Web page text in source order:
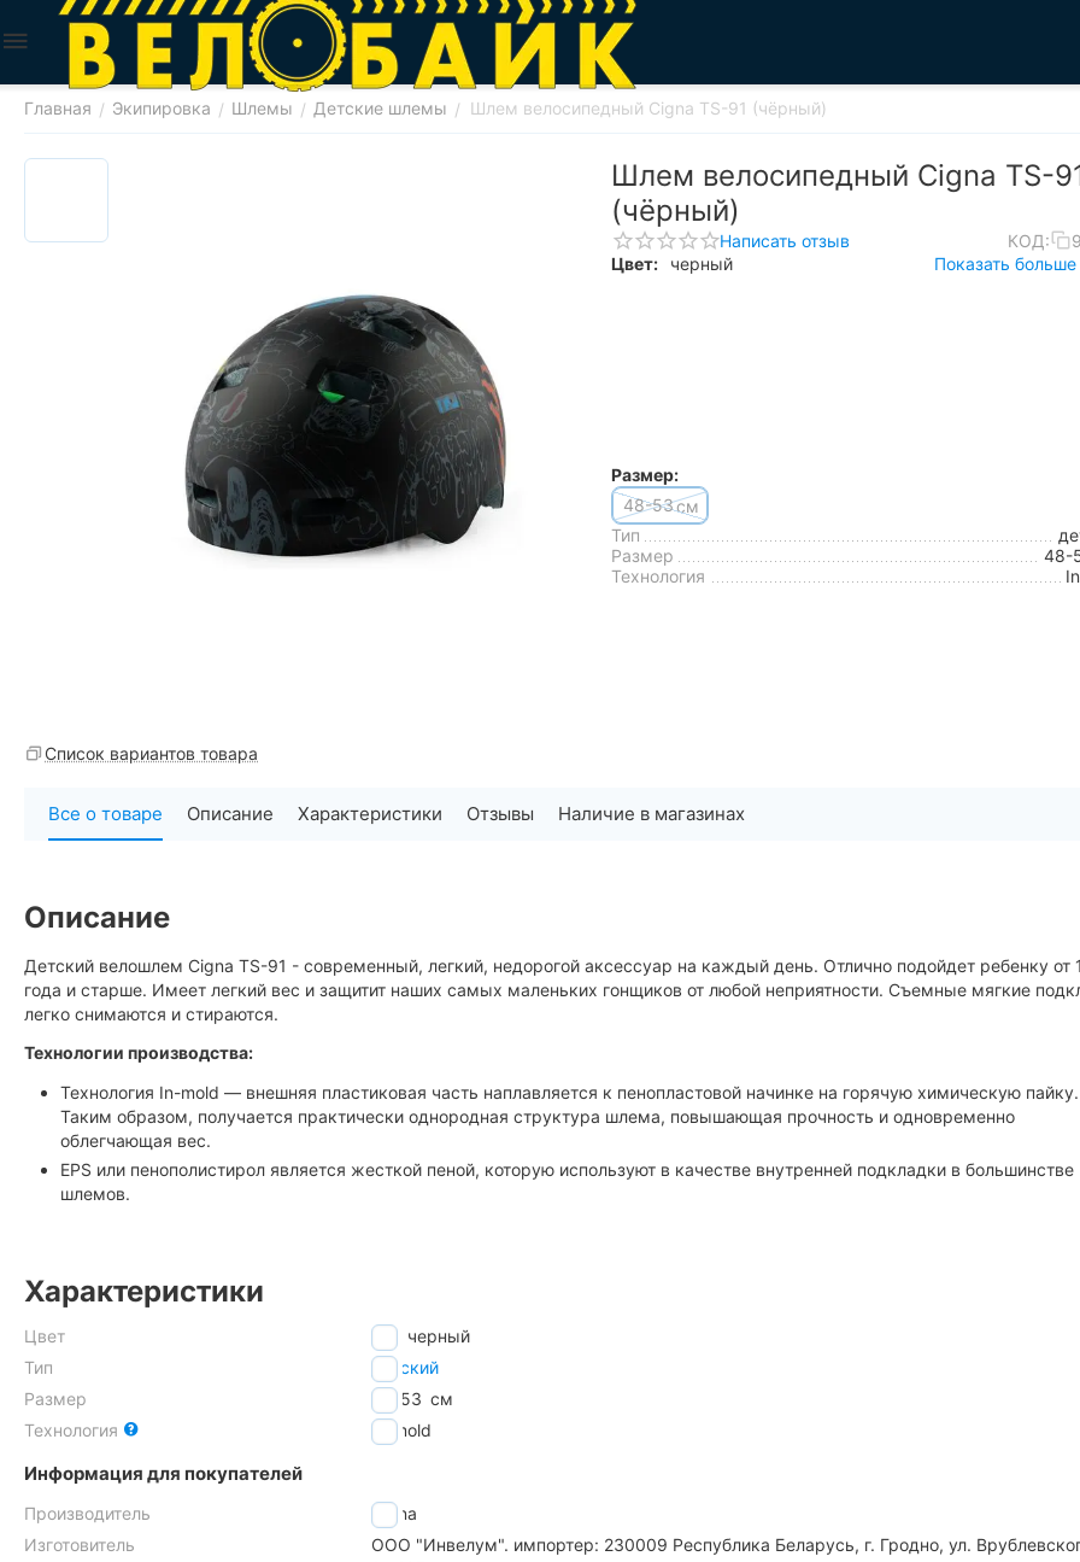
Главная / Экипировка / Шлемы / Детские шлемы / Шлем велосипедный Cigna TS-91 (чёрный)
Шлем велосипедный Cigna TS-
(чёрный)
Написать отзыв КОД:
Цвет:
черный Показать
Размер:
48-53см
Тип
Размер
48-
Технология
Список вариантов товара
Все о товаре Описание Характеристики Отзывы Наличие в магазинах
Описание
Детский велошлем Cigna TS-91 - современный, легкий, недорогой аксессуар на каждый день. Отлично подойдет ребенку от
года и старше. Имеет легкий вес и защитит наших самых маленьких гонщиков от любой неприятности. Съемные мягкие
легко снимаются и стираются.
Технологии производства:
Технология In-mold — внешняя пластиковая часть наплавляется к пенопластовой начинке на горячую химическую пайку.
Таким образом, получается практически однородная структура шлема, повышающая прочность и одновременно
облегчающая вес.
EPS или пенополистирол является жесткой пеной, которую используют в качестве внутренней подкладки в большинстве
шлемов.
Характеристики
Цвет
черный
Тип
детский
Размер
48-53 см
Технология
In-mold
Информация для покупателей
Производитель
Cigna
Изготовитель
ООО "Инвелум". импортер: 230009 Республика Беларусь, г. Гродно, ул.